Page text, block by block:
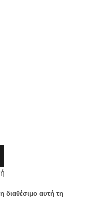
διαθέσιμο αυτή τη